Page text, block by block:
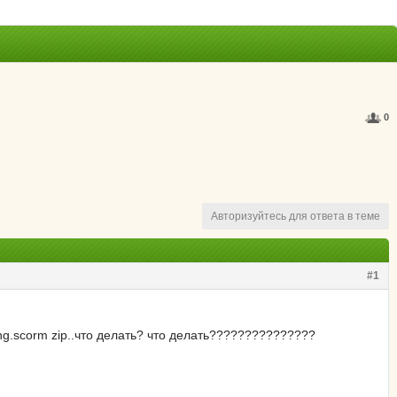
0
Авторизуйтесь для ответа в теме
#1
zip..что делать? что делать???????????????